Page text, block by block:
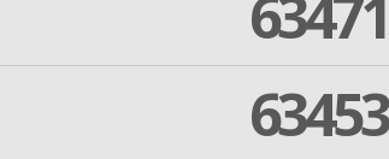
63471
63453